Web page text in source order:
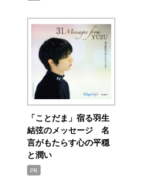
「ことだま」宿る羽生
結弦のメッセージ 名
言がもたらす心の平穏
と潤い
PR